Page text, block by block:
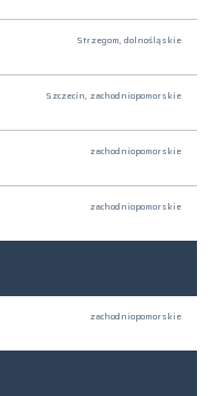
Strzegom, dolnośląskie
Szczecin, zachodniopomorskie
zachodniopomorskie
zachodniopomorskie
zachodniopomorskie